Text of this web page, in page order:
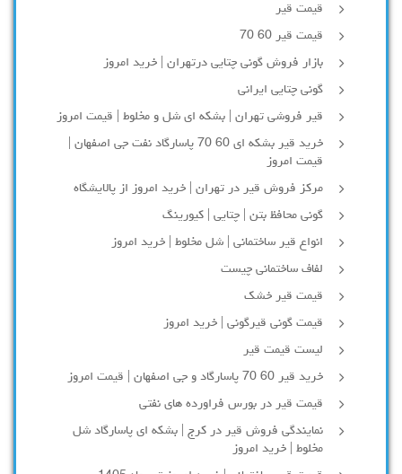
قیمت قیر
قیمت قیر 60 70
بازار فروش گونی چتایی درتهران | خرید امروز
گونی چتایی ایرانی
قیر فروشی تهران | بشکه ای شل و مخلوط | قیمت امروز
خرید قیر بشکه ای 60 70 پاسارگاد نفت جی اصفهان |
قیمت امروز
مرکز فروش قیر در تهران | خرید امروز از پالایشگاه
گونی محافظ بتن | چتایی | کیورینگ
انواع قیر ساختمانی | شل مخلوط | خرید امروز
لفاف ساختمانی چیست
قیمت قیر خشک
قیمت گونی قیرگونی | خرید امروز
لیست قیمت قیر
خرید قیر 60 70 پاسارگاد و جی اصفهان | قیمت امروز
قیمت قیر در بورس فراورده های نفتی
نمایندگی فروش قیر در کرج | بشکه ای پاسارگاد شل
مخلوط | خرید امروز